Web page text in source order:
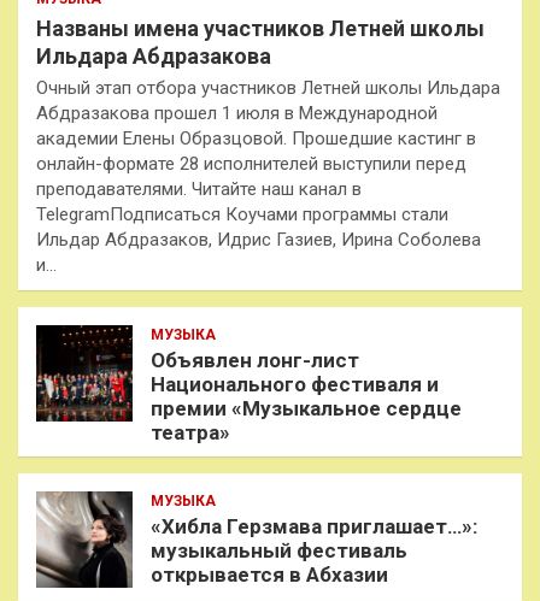
Названы имена участников Летней школы
Ильдара Абдразакова
Очный этап отбора участников Летней школы Ильдара
Абдразакова прошел 1 июля в Международной
академии Елены Образцовой. Прошедшие кастинг в
онлайн-формате 28 исполнителей выступили перед
преподавателями. Читайте наш канал в
TelegramПодписаться Коучами программы стали
Ильдар Абдразаков, Идрис Газиев, Ирина Соболева
и…
МУЗЫКА
Объявлен лонг-лист
Национального фестиваля и
премии «Музыкальное сердце
театра»
МУЗЫКА
«Хибла Герзмава приглашает…»:
музыкальный фестиваль
открывается в Абхазии